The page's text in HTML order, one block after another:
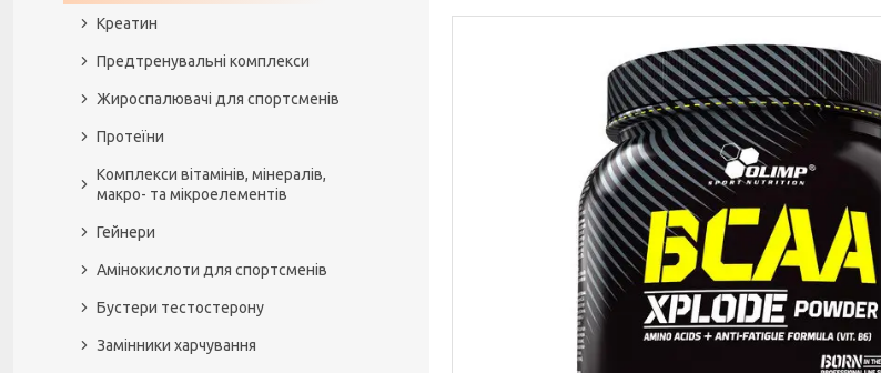
Креатин
Предтренувальні комплекси
Жироспалювачі для спортсменів
Протеїни
Комплекси вітамінів, мінералів,
макро- та мікроелементів
Гейнери
Амінокислоти для спортсменів
Бустери тестостерону
Замінники харчування